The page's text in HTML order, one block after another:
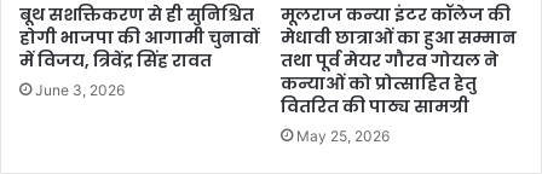
बूथ सशक्तिकरण से ही सुनिश्चित
होगी भाजपा की आगामी चुनावों
में विजय, त्रिवेंद्र सिंह रावत
June 3, 2026
मूलराज कन्या इंटर कॉलेज की
मेधावी छात्राओं का हुआ सम्मान
तथा पूर्व मेयर गौरव गोयल ने
कन्याओं को प्रोत्साहित हेतु
वितरित की पाठ्य सामग्री
May 25, 2026